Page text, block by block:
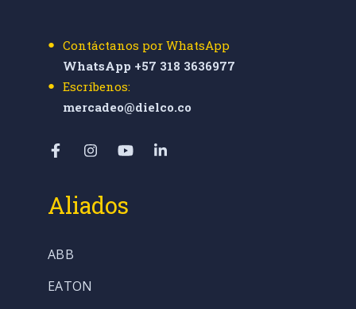
Contáctanos por WhatsApp
WhatsApp +57 318 3636977
Escríbenos:
mercadeo@dielco.co
Aliados
ABB
EATON